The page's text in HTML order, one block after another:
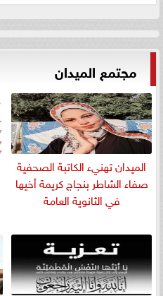
مجتمع الميدان
الميدان تهنيء الكاتبة الصحفية
صفاء الشاطر بنجاج كريمة أخيها
في الثانوية العامة